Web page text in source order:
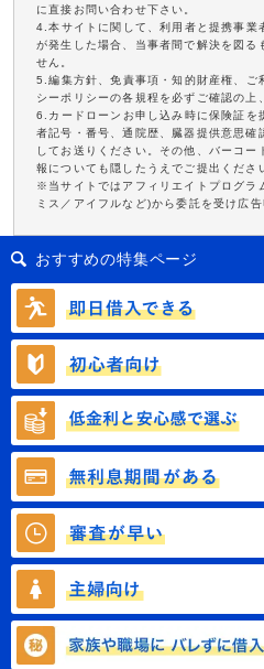
に直接お問い合わせ下さい。
4.本サイトに関して、利用者と提携事業
が発生した場合、当事者間で解決を図る
せん。
5.編集方針、免責事項・知的財産権、ご
シーポリシーの各規程を必ずご確認の上
6.カードローンお申し込み時に保険証を
者記号・番号、通院歴、臓器提供意思確
してお送りください。その他、バーコ
報についても隠したうえでご提出くださ
※当サイトではアフィリエイトプログラ
ミス／アイフルなど)から委託を受け広
おすすめの特集ページ